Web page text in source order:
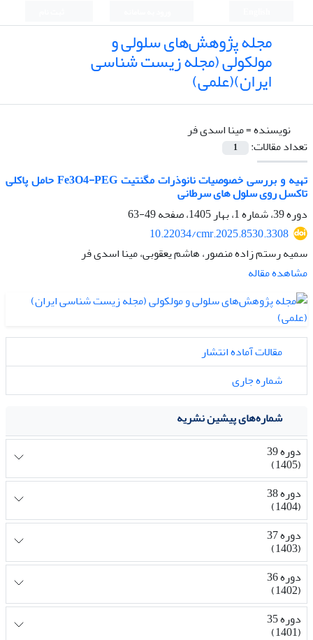
مجله پژوهش‌های سلولی و
مولکولی (مجله زیست شناسی
ایران)(علمی)
نویسنده =مینا اسدی فر
تعداد مقالات:
1
تهیه و بررسی خصوصیات نانوذرات مگنتیت Fe3O4-PEG حامل پاکلی
تاکسل روی سلول های سرطانی
دوره 39، شماره 1، بهار 1405، صفحه
49-63
10.22034/cmr.2025.8530.3308
سمیه رستم زاده منصور، هاشم یعقوبی، مینا اسدی فر
مشاهده مقاله
مقالات آماده انتشار
شماره جاری
شماره‌های پیشین نشریه
دوره 39
(1405)
دوره 38
(1404)
دوره 37
(1403)
دوره 36
(1402)
دوره 35
(1401)